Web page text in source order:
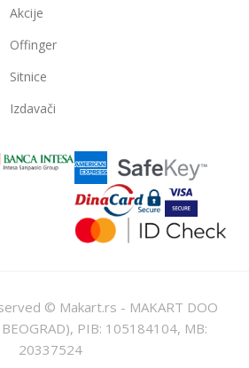
Akcije
Offinger
Sitnice
Izdavači
© Makart.rs - MAKART DOO
PIB: 105184104, MB:
20337524